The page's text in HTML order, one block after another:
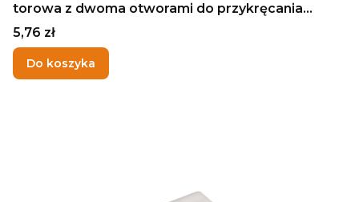
torowa z dwoma otworami do przykręcania
SIMET
Cena
5,76 zł
Do koszyka